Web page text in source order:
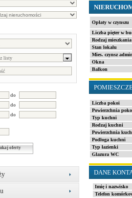
do
do
do
oferty
Opłaty w czynszu
Liczba pięter w
Rodzaj mieszkania
Stan lokalu
Mies. czynsz
Okna
Balkon
Liczba pokoi
Powierzchnia
Typ kuchni
Rodzaj kuchni
Powierzchnia
Podłoga kuchni
Typ łazienki
Glazura WC
DANE
Imię i nazwisko
Telefon